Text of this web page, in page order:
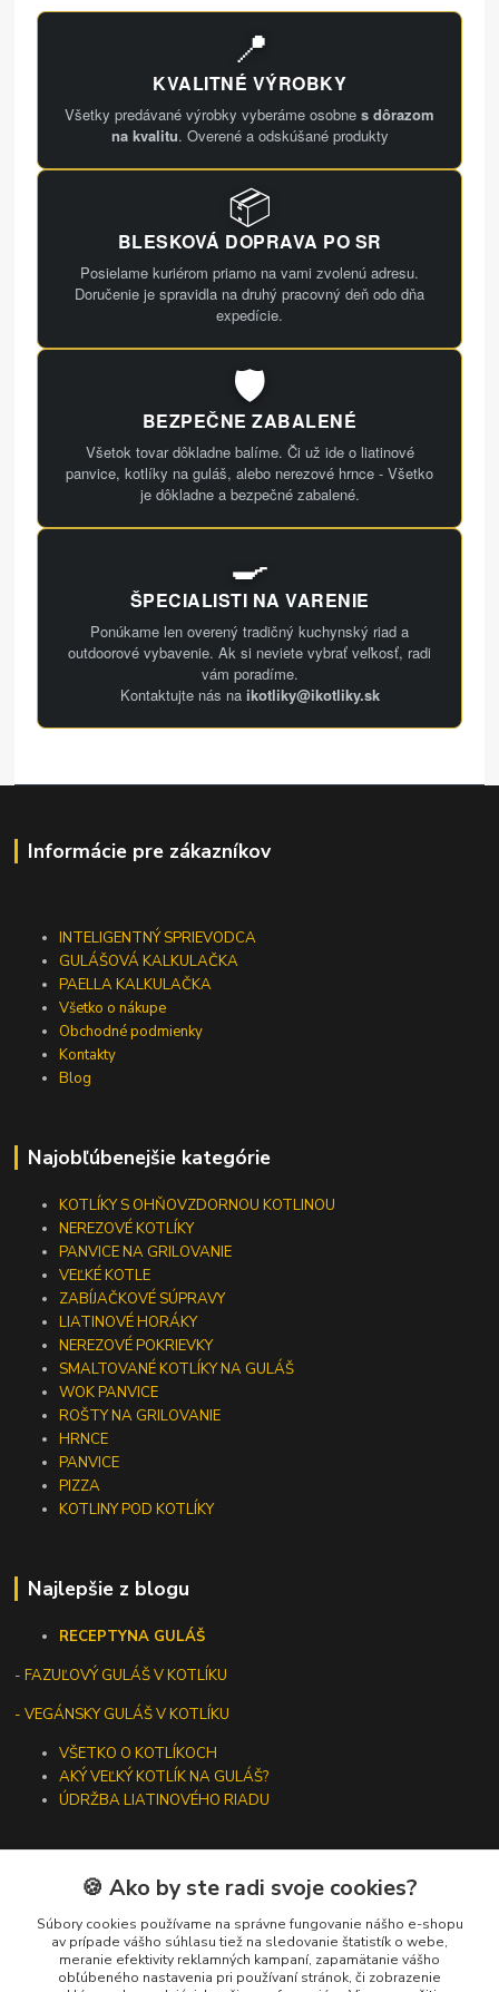
📍
KVALITNÉ VÝROBKY
Všetky predávané výrobky vyberáme osobne s dôrazom
na kvalitu. Overené a odskúšané produkty
📦
BLESKOVÁ DOPRAVA PO SR
Posielame kuriérom priamo na vami zvolenú adresu.
Doručenie je spravidla na druhý pracovný deň odo dňa
expedície.
🛡️
BEZPEČNE ZABALENÉ
Všetok tovar dôkladne balíme. Či už ide o liatinové
panvice, kotlíky na guláš, alebo nerezové hrnce - Všetko
je dôkladne a bezpečné zabalené.
🍳
ŠPECIALISTI NA VARENIE
Ponúkame len overený tradičný kuchynský riad a
outdoorové vybavenie. Ak si neviete vybrať veľkosť, radi
vám poradíme.
Kontaktujte nás na ikotliky@ikotliky.sk
Informácie pre zákazníkov
INTELIGENTNÝ SPRIEVODCA
GULÁŠOVÁ KALKULAČKA
PAELLA KALKULAČKA
Všetko o nákupe
Obchodné podmienky
Kontakty
Blog
Najobľúbenejšie kategórie
KOTLÍKY S OHŇOVZDORNOU KOTLINOU
NEREZOVÉ KOTLÍKY
PANVICE NA GRILOVANIE
VEĽKÉ KOTLE
ZABÍJAČKOVÉ SÚPRAVY
LIATINOVÉ HORÁKY
NEREZOVÉ POKRIEVKY
SMALTOVANÉ KOTLÍKY NA GULÁŠ
WOK PANVICE
ROŠTY NA GRILOVANIE
HRNCE
PANVICE
PIZZA
KOTLINY POD KOTLÍKY
Najlepšie z blogu
RECEPTYNA GULÁŠ
-FAZUĽOVÝ GULÁŠ V KOTLÍKU
- VEGÁNSKY GULÁŠ V KOTLÍKU
VŠETKO O KOTLÍKOCH
AKÝ VEĽKÝ KOTLÍK NA GULÁŠ?
ÚDRŽBA LIATINOVÉHO RIADU
Kontakty
+421 919 275 553
🍪 Ako by ste radi svoje cookies?
Súbory cookies používame na správne fungovanie nášho e-shopu
av prípade vášho súhlasu tiež na sledovanie štatistík o webe,
meranie efektivity reklamných kampaní, zapamätanie vášho
obľúbeného nastavenia pri používaní stránok, či zobrazenie